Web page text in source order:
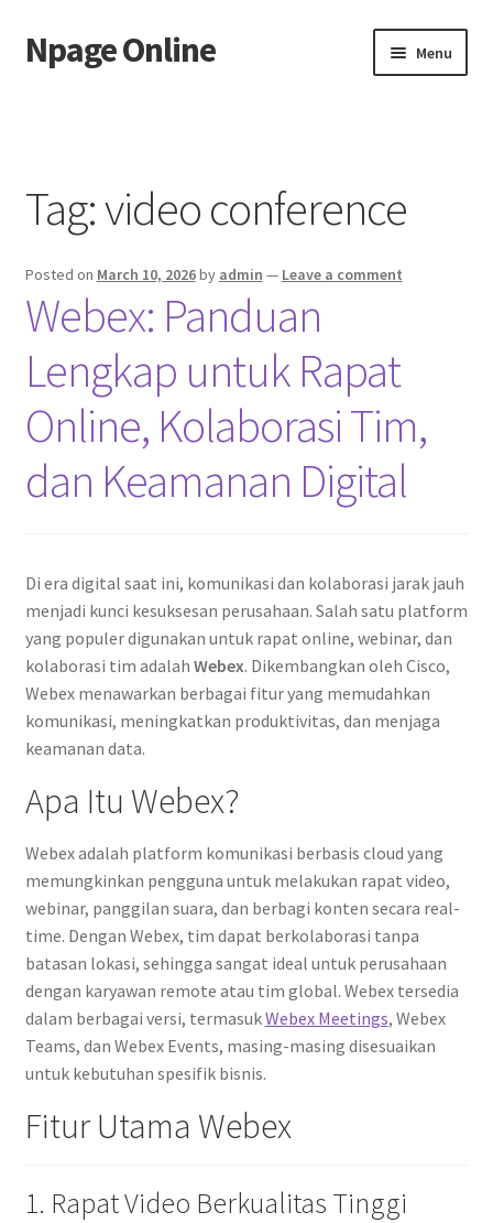
Skip
to
Skip
to
Npage Online Menu
Tag:video conference
Posted on March 10, 2026by admin — Leave a comment
Webex: Panduan
Lengkap untuk Rapat
Online, Kolaborasi Tim,
dan Keamanan Digital
Di era digital saat ini, komunikasi dan kolaborasi jarak jauh
menjadi kunci kesuksesan perusahaan. Salah satu platform
yang populer digunakan untuk rapat online, webinar, dan
kolaborasi tim adalah Webex. Dikembangkan oleh Cisco,
Webex menawarkan berbagai fitur yang memudahkan
komunikasi, meningkatkan produktivitas, dan menjaga
keamanan data.
Apa Itu Webex?
Webex adalah platform komunikasi berbasis cloud yang
memungkinkan pengguna untuk melakukan rapat video,
webinar, panggilan suara, dan berbagi konten secara real-
time. Dengan Webex, tim dapat berkolaborasi tanpa
batasan lokasi, sehingga sangat ideal untuk perusahaan
dengan karyawan remote atau tim global. Webex tersedia
dalam berbagai versi, termasukWebex Meetings, Webex
Teams, dan Webex Events, masing-masing disesuaikan
untuk kebutuhan spesifik bisnis.
Fitur Utama Webex
1. Rapat Video Berkualitas Tinggi